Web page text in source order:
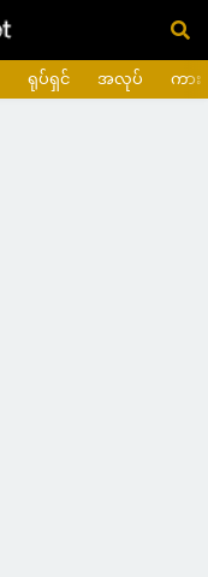
ရုပ်ရှင် အလုပ် ကား